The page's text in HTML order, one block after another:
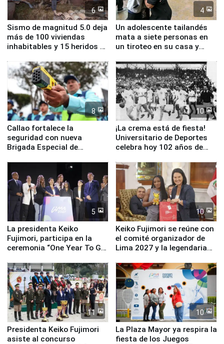
6
Sismo de magnitud 5.0 deja
más de 100 viviendas
inhabitables y 15 heridos en
4
Un adolescente tailandés
mata a siete personas en
un tiroteo en su casa y
8
Callao fortalece la
seguridad con nueva
Brigada Especial de
equipamiento para
Serenazgo
10
¡La crema está de fiesta!
Universitario de Deportes
celebra hoy 102 años de
5
La presidenta Keiko
Fujimori, participa en la
ceremonia “One Year To Go
10
Keiko Fujimori se reúne con
el comité organizador de
Lima 2027 y la legendaria
11
Presidenta Keiko Fujimori
asiste al concurso
10
La Plaza Mayor ya respira la
fiesta de los Juegos